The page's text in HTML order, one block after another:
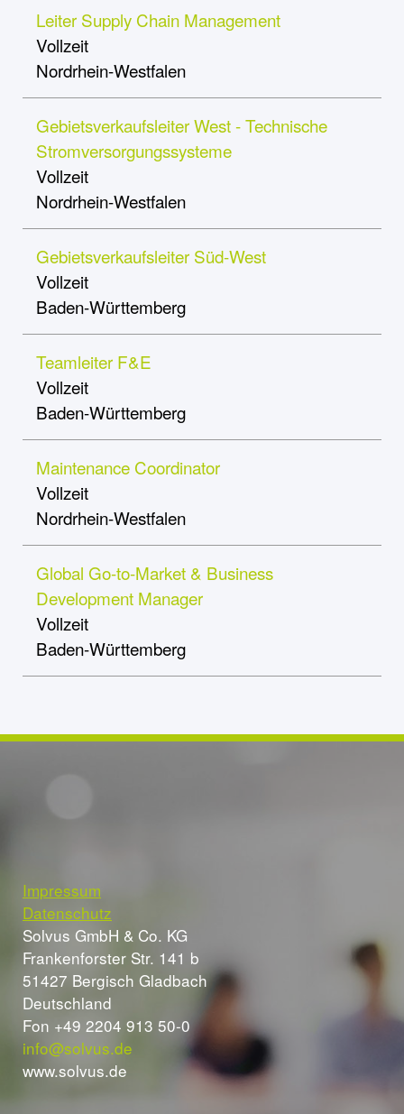
Leiter Supply Chain Management
Vollzeit
Nordrhein-Westfalen
Gebietsverkaufsleiter West - Technische
Stromversorgungssysteme
Vollzeit
Nordrhein-Westfalen
Gebietsverkaufsleiter Süd-West
Vollzeit
Baden-Württemberg
Teamleiter F&E
Vollzeit
Baden-Württemberg
Maintenance Coordinator
Vollzeit
Nordrhein-Westfalen
Global Go-to-Market & Business
Development Manager
Vollzeit
Baden-Württemberg
Impressum
Datenschutz
Solvus GmbH & Co. KG
Frankenforster Str. 141 b
51427 Bergisch Gladbach
Deutschland
Fon +49 2204 913 50-0
info@solvus.de
www.solvus.de